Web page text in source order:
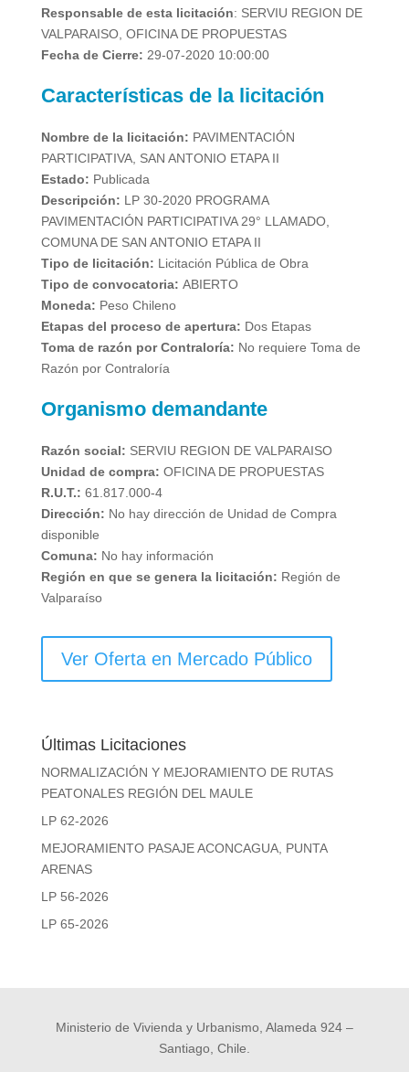
Responsable de esta licitación: SERVIU REGION DE
VALPARAISO, OFICINA DE PROPUESTAS
Fecha de Cierre: 29-07-2020 10:00:00
Características de la licitación
Nombre de la licitación: PAVIMENTACIÓN
PARTICIPATIVA, SAN ANTONIO ETAPA II
Estado: Publicada
Descripción: LP 30-2020 PROGRAMA
PAVIMENTACIÓN PARTICIPATIVA 29° LLAMADO,
COMUNA DE SAN ANTONIO ETAPA II
Tipo de licitación: Licitación Pública de Obra
Tipo de convocatoria: ABIERTO
Moneda: Peso Chileno
Etapas del proceso de apertura: Dos Etapas
Toma de razón por Contraloría: No requiere Toma de
Razón por Contraloría
Organismo demandante
Razón social: SERVIU REGION DE VALPARAISO
Unidad de compra: OFICINA DE PROPUESTAS
R.U.T.: 61.817.000-4
Dirección: No hay dirección de Unidad de Compra
disponible
Comuna: No hay información
Región en que se genera la licitación: Región de
Valparaíso
Ver Oferta en Mercado Público
Últimas Licitaciones
NORMALIZACIÓN Y MEJORAMIENTO DE RUTAS
PEATONALES REGIÓN DEL MAULE
LP 62-2026
MEJORAMIENTO PASAJE ACONCAGUA, PUNTA
ARENAS
LP 56-2026
LP 65-2026
Ministerio de Vivienda y Urbanismo, Alameda 924 –
Santiago, Chile.